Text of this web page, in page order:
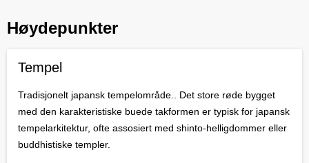
Høydepunkter
Tempel
Tradisjonelt japansk tempelområde.. Det store røde bygget
med den karakteristiske buede takformen er typisk for japansk
tempelarkitektur, ofte assosiert med shinto-helligdommer eller
buddhistiske templer.